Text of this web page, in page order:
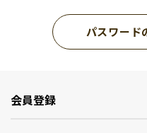
パスワード
会員登録